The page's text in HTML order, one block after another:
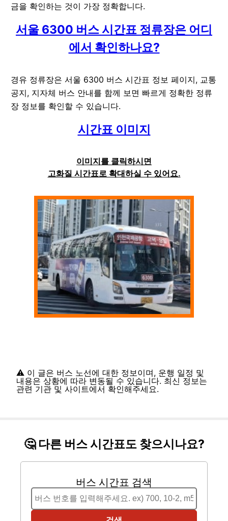
금을 확인하는 것이 가장 정확합니다.
서울 6300 버스 시간표 정류장은 어디
에서 확인하나요?
경유 정류장은 서울 6300 버스 시간표 정보 페이지, 교통
공지, 지자체 버스 안내를 함께 보면 빠르게 정확한 정류
장 정보를 확인할 수 있습니다.
시간표 이미지
이미지를 클릭하시면
고화질 시간표로 확대하실 수 있어요.
⚠️ 이 글은 버스 노선에 대한 정보이며, 운행 일정 및
내용은 상황에 따라 변동될 수 있습니다. 최신 정보는
관련 기관 및 사이트에서 확인해주세요.
🤔 다른 버스 시간표도 찾으시나요?
버스 시간표 검색